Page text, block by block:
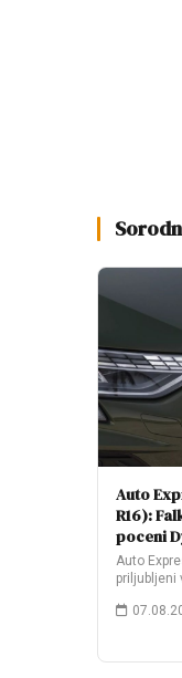
Auto
R16):
poceni
Auto
priljubljeni